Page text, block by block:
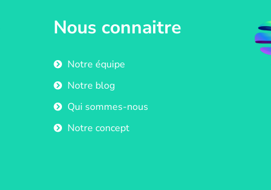
Nous connaitre
Notre équipe
Notre blog
Qui sommes-nous
Notre concept